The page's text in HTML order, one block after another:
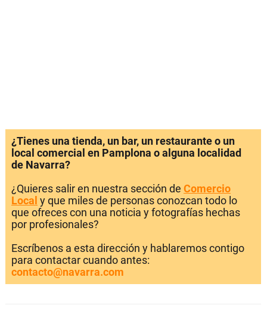
¿Tienes una tienda, un bar, un restaurante o un
local comercial en Pamplona o alguna localidad
de Navarra?
¿Quieres salir en nuestra sección de Comercio
Local y que miles de personas conozcan todo lo
que ofreces con una noticia y fotografías hechas
por profesionales?
Escríbenos a esta dirección y hablaremos contigo
para contactar cuando antes:
contacto@navarra.com